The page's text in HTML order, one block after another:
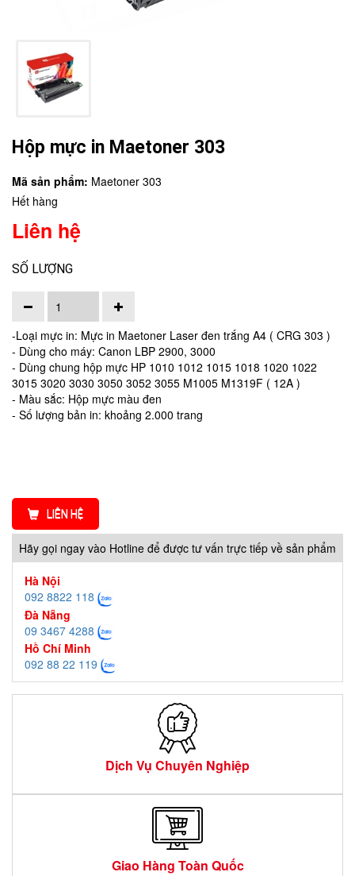
Hộp mực in Maetoner 303
Mã sản phẩm: Maetoner 303
Hết hàng
Liên hệ
SỐ LƯỢNG
-Loại mực in: Mực in Maetoner Laser đen trắng A4 ( CRG 303 )
- Dùng cho máy: Canon LBP 2900, 3000
- Dùng chung hộp mực HP 1010 1012 1015 1018 1020 1022
3015 3020 3030 3050 3052 3055 M1005 M1319F ( 12A )
- Màu sắc: Hộp mực màu đen
- Số lượng bản in: khoảng 2.000 trang
LIÊN HỆ
Hãy gọi ngay vào Hotline để được tư vấn trực tiếp về sản phẩm
Hà Nội
092 8822 118
Đà Nẵng
09 3467 4288
Hồ Chí Minh
092 88 22 119
Dịch Vụ Chuyên Nghiệp
Giao Hàng Toàn Quốc